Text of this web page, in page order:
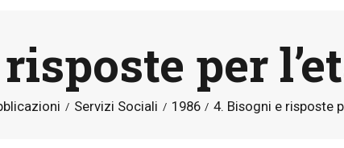
per
Servizi Sociali 1986 4. Bisogni e risposte
PUBBLICAZIONI
RISORSE